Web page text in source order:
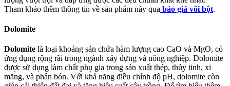
Tham khảo thêm thông tin về sản phẩm này qua báo giá vôi bột.
Dolomite
Dolomite là loại khoáng sản chứa hàm lượng cao CaO và MgO, có
ứng dụng rộng rãi trong ngành xây dựng và nông nghiệp. Dolomite
được sử dụng làm chất phụ gia trong sản xuất thép, thủy tinh, xi
măng, và phân bón. Với khả năng điều chỉnh độ pH, dolomite còn